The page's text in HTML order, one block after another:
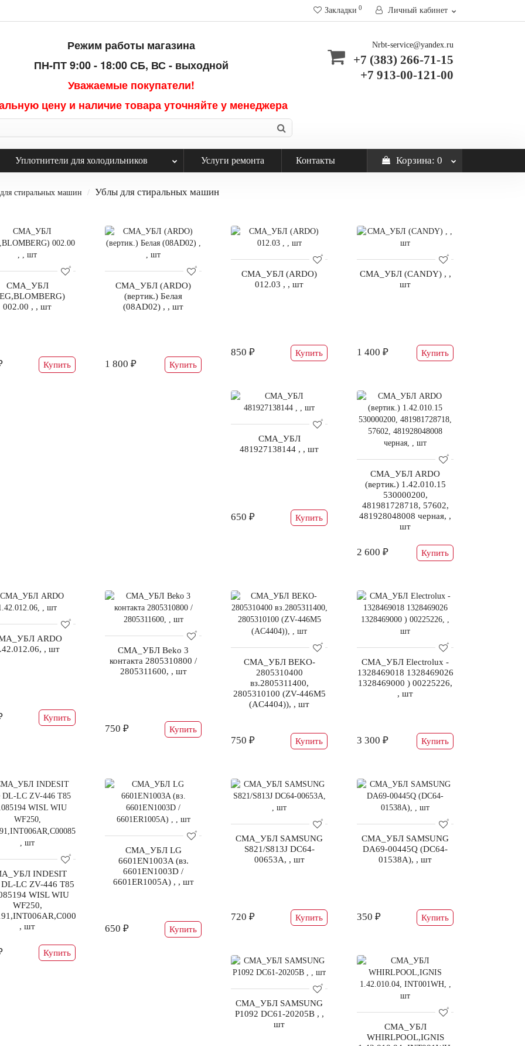
Закладки 0 Личный кабинет
Режим работы магазина
ПН-ПТ 9:00 - 18:00СБ, ВС - выходной
Уважаемые покупатели!
цену и наличие товара уточняйте у менеджера
Nrbt-service@yandex.ru
+7 (383) 266-71-15
+7 913-00-121-00
Уплотнители для холодильников Услуги ремонта Контакты Корзина: 0
стиральных машин Ублы для стиральных машин
СМА_УБЛ
002.00 , , шт
Купить
СМА_УБЛ (ARDO)
(вертик.) Белая
(08AD02) , , шт
1 800 ₽ Купить
СМА_УБЛ (ARDO)
012.03 , , шт
850 ₽ Купить
СМА_УБЛ (CANDY) , ,
шт
1 400 ₽ Купить
СМА_УБЛ
481927138144 , , шт
650 ₽ Купить
СМА_УБЛ ARDO
(вертик.) 1.42.010.15
530000200,
481981728718, 57602,
481928048008 черная, ,
шт
2 600 ₽ Купить
ARDO
, шт
Купить
СМА_УБЛ Beko 3
контакта 2805310800 /
2805311600, , шт
750 ₽ Купить
СМА_УБЛ BEKO-
2805310400
вз.2805311400,
2805310100 (ZV-446M5
(AC4404)), , шт
750 ₽ Купить
СМА_УБЛ Electrolux -
1328469018 1328469026
1328469000 ) 00225226,
, шт
3 300 ₽ Купить
INDESIT
DL-LC ZV-446 Т85
WISL WIU
WF250,
, шт
Купить
СМА_УБЛ LG
6601EN1003A (вз.
6601EN1003D /
6601ER1005A) , , шт
650 ₽ Купить
СМА_УБЛ SAMSUNG
S821/S813J DC64-
00653A, , шт
720 ₽ Купить
СМА_УБЛ SAMSUNG
DA69-00445Q (DC64-
01538A), , шт
350 ₽ Купить
СМА_УБЛ SAMSUNG
P1092 DC61-20205B , ,
шт
СМА_УБЛ
WHIRLPOOL,IGNIS